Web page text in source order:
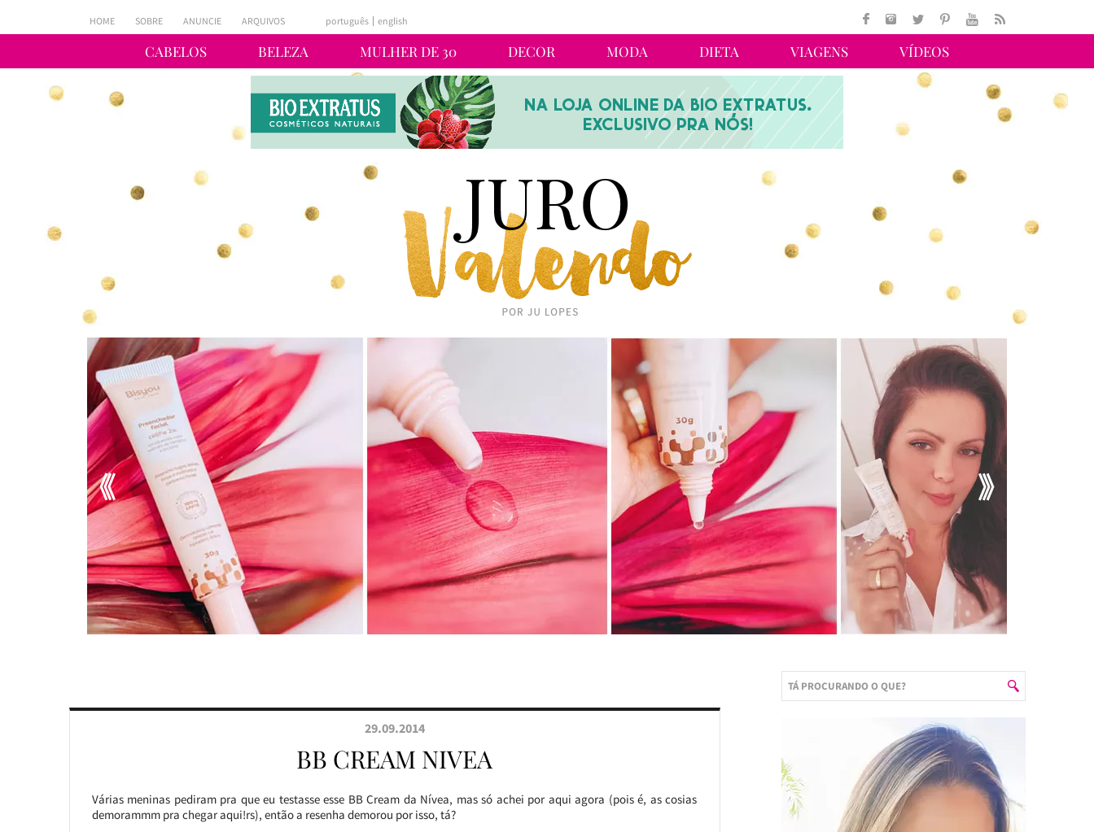
CABELOS BELEZA MULHER DE 30 DECOR MODA DIETA VIAGENS VÍDEOS
HOME SOBRE ANUNCIE ARQUIVOS português english
29.09.2014
BB CREAM NIVEA
Várias meninas pediram pra que eu testasse esse BB Cream da Nívea, mas só achei por aqui agora (pois é, as cosias
demorammm pra chegar aqui!rs), então a resenha demorou por isso, tá?